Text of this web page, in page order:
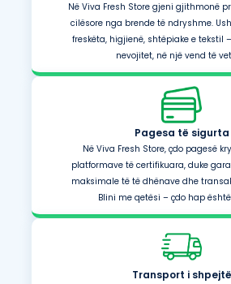
Në Viva Fresh Store gjeni gjithmonë
cilësore nga brende të ndryshme.
freskëta, higjienë, shtëpiake e tekstil
nevojitet, në një vend të
Pagesa të sigurta
Në Viva Fresh Store, çdo pagesë
platformave të certifikuara, duke
maksimale të të dhënave dhe
Blini me qetësi – çdo hap
Transport i shpejtë